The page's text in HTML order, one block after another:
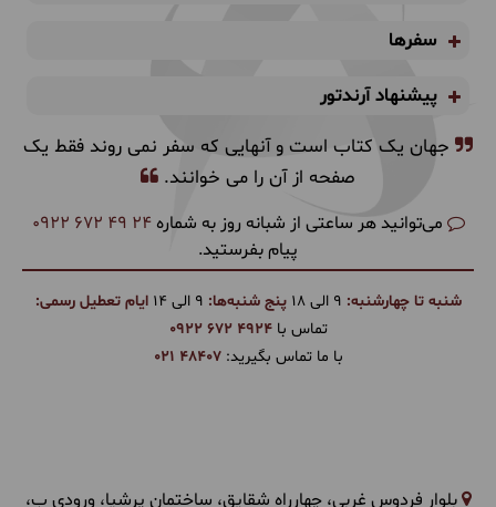
سفرها
پیشنهاد آرندتور
جهان یک کتاب است و آنهایی که سفر نمی روند فقط یک
صفحه از آن را می خوانند.
می‌توانید هر ساعتی از شبانه روز به شماره 0922 672 49 24
پیام بفرستید.
شنبه تا چهارشنبه: پنج شنبه‌ها:
ایام تعطیل رسمی:
تماس با0922 672 4924
با ما تماس بگیرید:021 48407
بلوار فردوس غربی، چهارراه شقایق، ساختمان پرشیا، ورودی ب،